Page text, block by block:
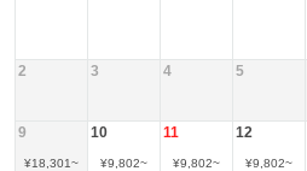
2 3 4 5
9
¥18,301~
10
¥9,802~
11
¥9,802~
12
¥9,802~